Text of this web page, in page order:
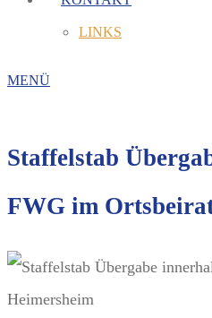
LINKS
MENÜ
Staffelstab
FWG im